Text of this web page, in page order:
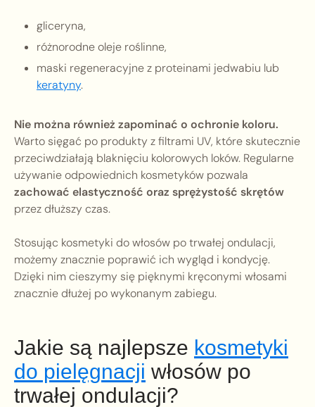
gliceryna,
różnorodne oleje roślinne,
maski regeneracyjne z proteinami jedwabiu lub
keratyny.
Nie można również zapominać o ochronie koloru.
Warto sięgać po produkty z filtrami UV, które skutecznie
przeciwdziałają blaknięciu kolorowych loków. Regularne
używanie odpowiednich kosmetyków pozwala
zachować elastyczność oraz sprężystość skrętów
przez dłuższy czas.
Stosując kosmetyki do włosów po trwałej ondulacji,
możemy znacznie poprawić ich wygląd i kondycję.
Dzięki nim cieszymy się pięknymi kręconymi włosami
znacznie dłużej po wykonanym zabiegu.
Jakie są najlepsze kosmetyki
do pielęgnacji włosów po
trwałej ondulacji?